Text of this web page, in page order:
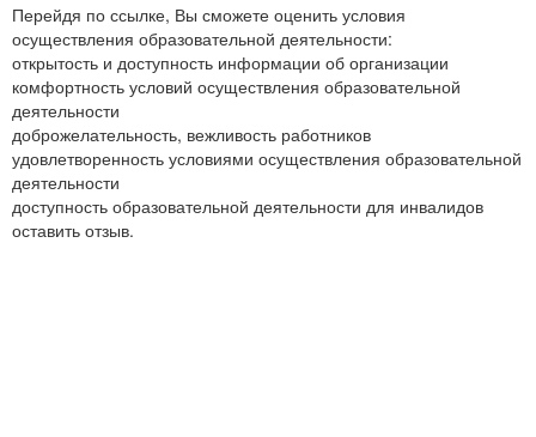
Перейдя по ссылке, Вы сможете оценить условия
осуществления образовательной деятельности:
открытость и доступность информации об организации
комфортность условий осуществления образовательной
деятельности
доброжелательность, вежливость работников
удовлетворенность условиями осуществления образовательной
деятельности
доступность образовательной деятельности для инвалидов
оставить отзыв.